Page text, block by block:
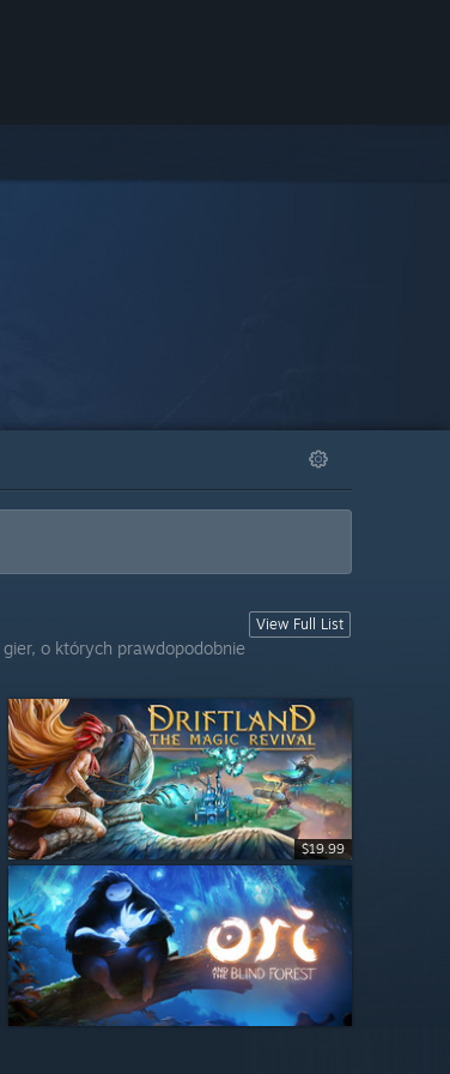
View Full List
o których prawdopodobnie
$19.99
$19.99
$14.99